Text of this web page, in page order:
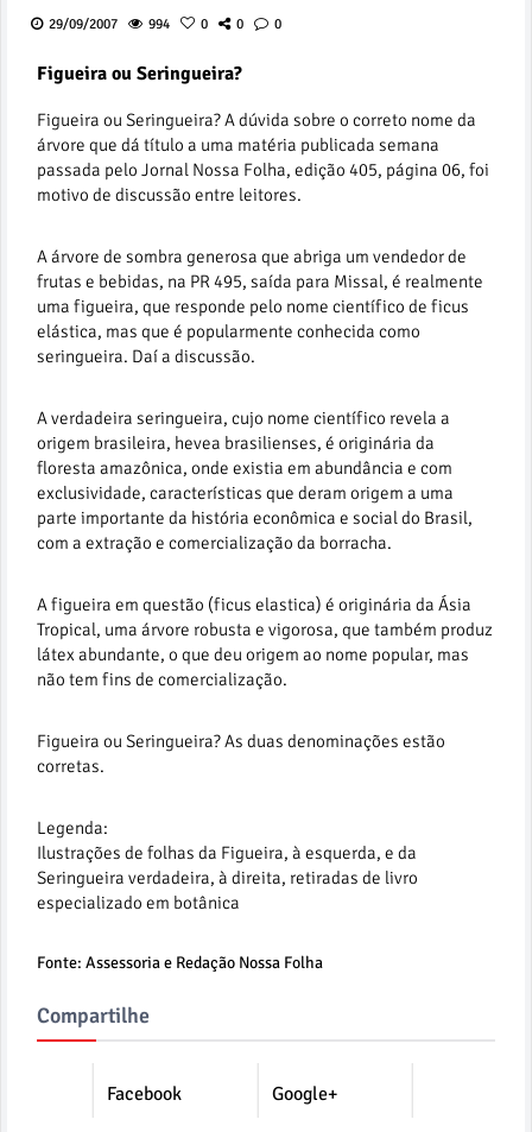
29/09/2007 994 0 0 0
Figueira ou Seringueira?
Figueira ou Seringueira? A dúvida sobre o correto nome da
árvore que dá título a uma matéria publicada semana
passada pelo Jornal Nossa Folha, edição 405, página 06, foi
motivo de discussão entre leitores.
A árvore de sombra generosa que abriga um vendedor de
frutas e bebidas, na PR 495, saída para Missal, é realmente
uma figueira, que responde pelo nome científico de ficus
elástica, mas que é popularmente conhecida como
seringueira. Daí a discussão.
A verdadeira seringueira, cujo nome científico revela a
origem brasileira, hevea brasilienses, é originária da
floresta amazônica, onde existia em abundância e com
exclusividade, características que deram origem a uma
parte importante da história econômica e social do Brasil,
com a extração e comercialização da borracha.
A figueira em questão (ficus elastica) é originária da Ásia
Tropical, uma árvore robusta e vigorosa, que também produz
látex abundante, o que deu origem ao nome popular, mas
não tem fins de comercialização.
Figueira ou Seringueira? As duas denominações estão
corretas.
Legenda:
Ilustrações de folhas da Figueira, à esquerda, e da
Seringueira verdadeira, à direita, retiradas de livro
especializado em botânica
Fonte: Assessoria e Redação Nossa Folha
Compartilhe
Facebook Google+